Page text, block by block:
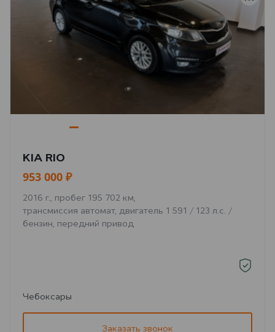
KIA RIO
953 000 ₽
2016 г., пробег 195 702 км,
трансмиссия автомат, двигатель 1 591 / 123 л.с. /
бензин, передний привод
Чебоксары
Заказать звонок